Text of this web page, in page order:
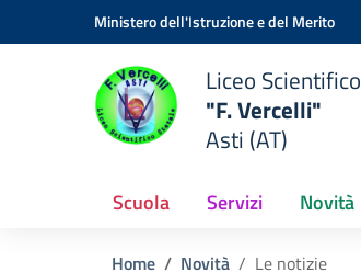
Vai ai contenuti
Vai al menu di navigazioneMinistero dell'Istruzione e del Merito
Liceo Scientifico
"F. Vercelli"
Asti (AT)
Scuola Servizi Novità
Home Novità Le notizie